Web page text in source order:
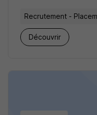
Recrutement -
Découvrir